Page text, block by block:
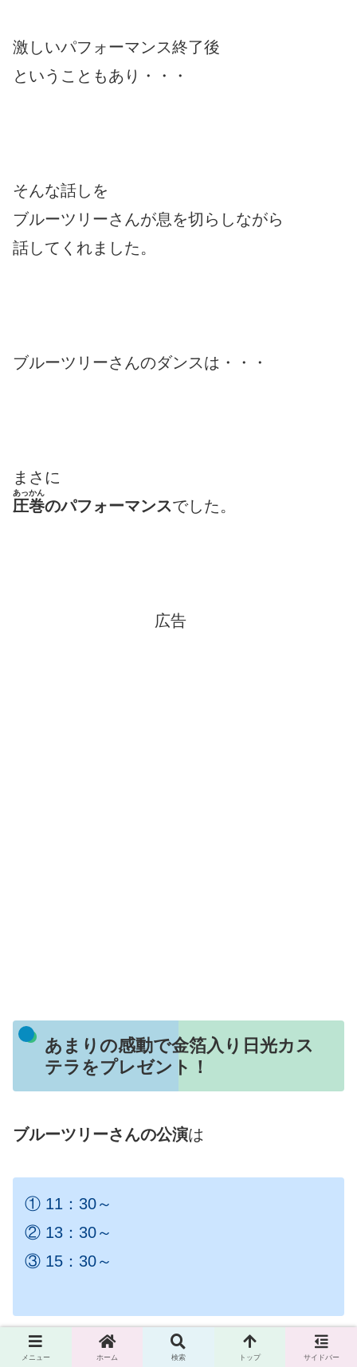
激しいパフォーマンス終了後
ということもあり・・・
そんな話しを
ブルーツリーさんが息を切らしながら
話してくれました。
ブルーツリーさんのダンスは・・・
まさに
圧巻
あっかん
のパフォーマンスでした。
広告
あまりの感動で金箔入り日光カス
テラをプレゼント！
ブルーツリーさんの公演は
① 11：30～
② 13：30～
③ 15：30～
の3回でした。
メニュー ホーム 検索 トップ サイドバー